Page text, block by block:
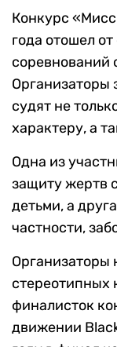
Конкурс
года отошел
соревнований
Организаторы
судят не
характеру, а
Одна из
защиту жертв
детьми, а
частности,
Организаторы
стереотипных
финалисток
движении